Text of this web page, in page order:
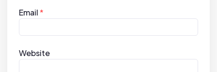
Email*
Website